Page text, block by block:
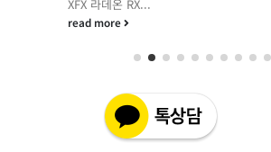
XFX 라데온 RX...
read more